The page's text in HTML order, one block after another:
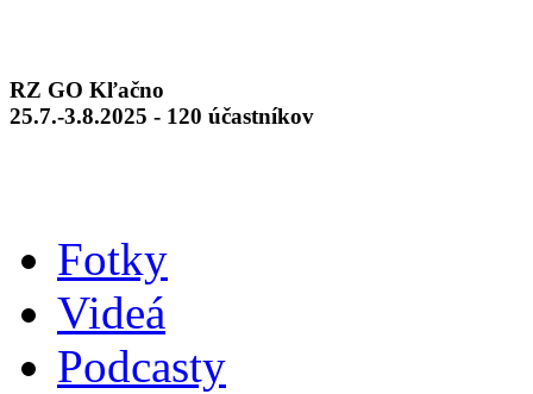
RZ GO Kľačno
25.7.-3.8.2025 - 120 účastníkov
Fotky
Videá
Podcasty